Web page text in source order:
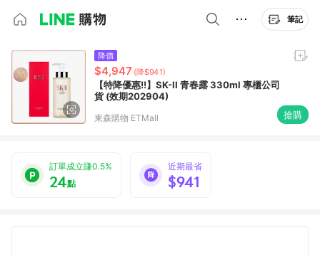
筆記
降價
$4,947 (降$941)
【特降優惠!!】SK-II 青春露 330ml 專櫃公司
貨 (效期202904)
東森購物 ETMall 搶購
訂單成立賺0.5%
24點
近期最省
$941